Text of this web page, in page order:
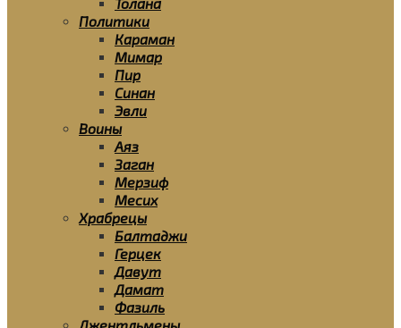
Политики
Караман
Мимар
Пир
Синан
Эвли
Воины
Аяз
Заган
Мерзиф
Месих
Храбрецы
Балтаджи
Герцек
Давут
Дамат
Фазиль